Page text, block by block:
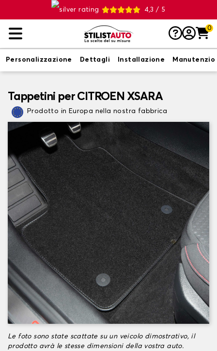
4,3 / 5
0
Personalizzazione Dettagli Installazione
Tappetini per CITROEN XSARA
Prodotto in Europa nella nostra fabbrica
Le foto sono state scattate su un veicolo dimostrativo, il
prodotto avrà le stesse dimensioni della vostra auto.